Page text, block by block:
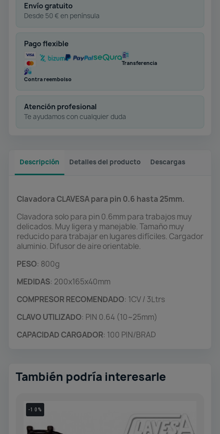
Envío gratuito
Desde 50 € en península
Pago flexible
Transferencia
Contra reembolso
Atención profesional
Te ayudamos con cualquier duda
Descripción Detalles del producto Descargas
Clavadora CLAVESA para pin 0.6 hasta 25mm.
Clavadora solo para pin 0.6mm para trabajos muy
delicados. Muy ligera y manejable. Tamaño muy
reducido para trabajar en lugares difíciles. Cargador
aluminio. Difusor de aire orientable.
PESO: 800g
MEDIDAS: 200x165x40mm
COMPRESOR RECOMENDADO: 1CV / 3Ltrs
CLAVO UTILIZADO: PIN 0.64 (10~25mm)
CAPACIDAD CARGADOR: 100 PIN/BRAD
También podría interesarle
-10%